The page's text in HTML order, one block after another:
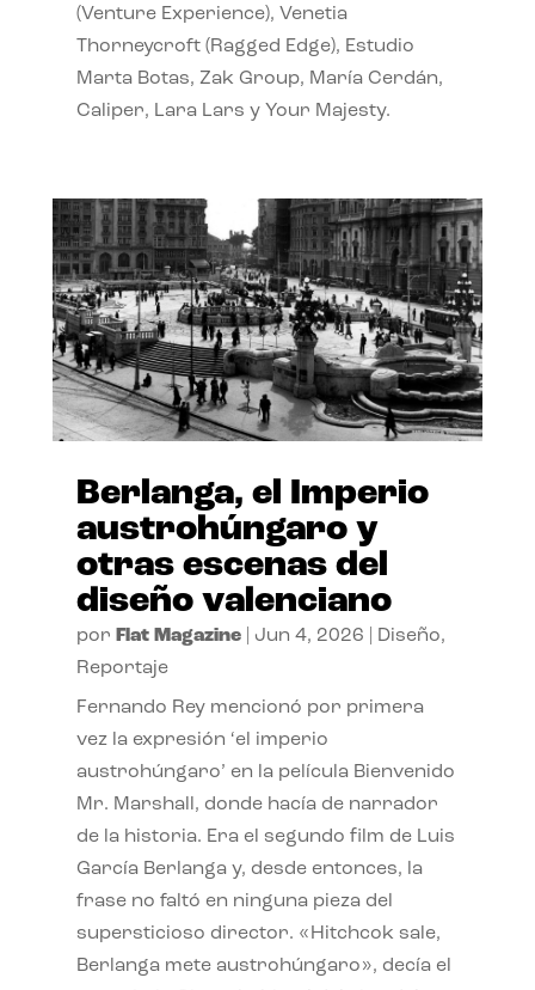
(Venture Experience), Venetia
Thorneycroft (Ragged Edge), Estudio
Marta Botas, Zak Group, María Cerdán,
Caliper, Lara Lars y Your Majesty.
Berlanga, el Imperio
austrohúngaro y
otras escenas del
diseño valenciano
por Flat Magazine| Jun 4, 2026 Diseño,
Reportaje
Fernando Rey mencionó por primera
vez la expresión ‘el imperio
austrohúngaro’ en la película Bienvenido
Mr. Marshall, donde hacía de narrador
de la historia. Era el segundo film de Luis
García Berlanga y, desde entonces, la
frase no faltó en ninguna pieza del
supersticioso director. «Hitchcok sale,
Berlanga mete austrohúngaro», decía el